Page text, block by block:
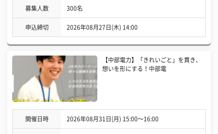
募集人数 300名
申込締切 2026年08月27日(木) 14:00
【中部電力】「きれいごと」を貫き、
想いを形にする！中部電
開催日時 2026年08月31日(月) 15:00〜16:00